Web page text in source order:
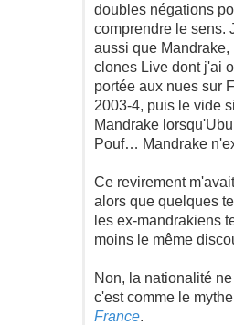
doubles négations
comprendre le sens.
aussi que Mandrake,
clones Live dont j'ai
portée aux nues sur
2003-4, puis le vide
Mandrake
Pouf… Mandrake
Ce revirement
alors que quelques
les ex-mandrakiens
moins le même
Non, la nationalité
c'est comme le
France.